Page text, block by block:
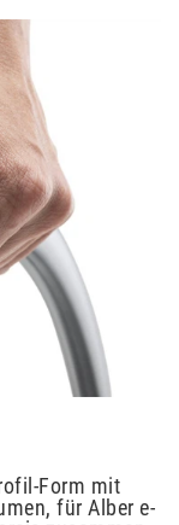
Form mit
für Alber e-